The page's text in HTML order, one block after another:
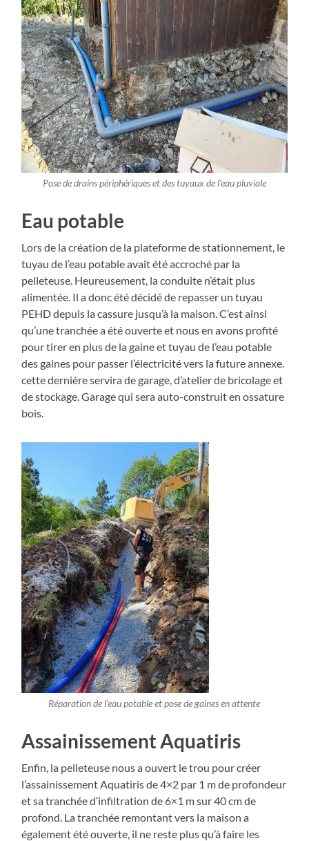
Pose de drains périphériques et des tuyaux de l’eau pluviale
Eau potable
Lors de la création de la plateforme de stationnement, le
tuyau de l’eau potable avait été accroché par la
pelleteuse. Heureusement, la conduite n’était plus
alimentée. Il a donc été décidé de repasser un tuyau
PEHD depuis la cassure jusqu’à la maison. C’est ainsi
qu’une tranchée a été ouverte et nous en avons profité
pour tirer en plus de la gaine et tuyau de l’eau potable
des gaines pour passer l’électricité vers la future annexe.
cette dernière servira de garage, d’atelier de bricolage et
de stockage. Garage qui sera auto-construit en ossature
bois.
Réparation de l’eau potable et pose de gaines en attente
Assainissement Aquatiris
Enfin, la pelleteuse nous a ouvert le trou pour créer
l’assainissement Aquatiris de 4×2 par 1 m de profondeur
et sa tranchée d’infiltration de 6×1 m sur 40 cm de
profond. La tranchée remontant vers la maison a
également été ouverte, il ne reste plus qu’à faire les